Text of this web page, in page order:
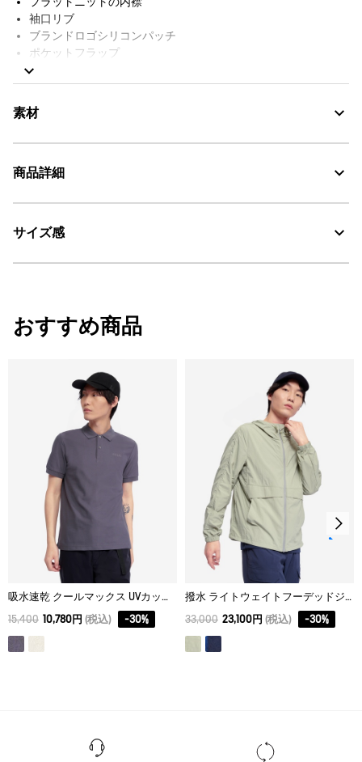
袖口リブ
ブランドロゴシリコンパッチ
ポケットフラップ
AIGLE FOR TOMORROW（再生素材や環境に配慮した生産背景を
持つ商品）
素材
防風性・撥水性・透湿性・軽量性に優れたリサイクルポリエステ
AIGLE for tomorrow
商品詳細
・色：ビストル (004)
サイズ感
S
XL
おすすめ商品
吸水速乾 クールマックス UVカット ポロ
15,400 10,780円 (税込) -30%
撥水 ライトウェイトフーデッドジャケット
33,000 23,100円 (税込) -30%